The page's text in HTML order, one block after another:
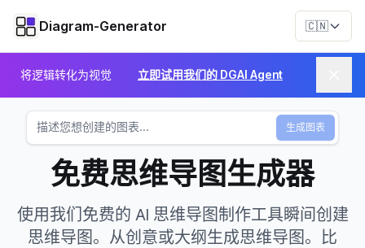
Diagram-Generator 🇨🇳
将逻辑转化为视觉 立即试用我们的 DGAI Agent
生成图表
免费思维导图生成器
使用我们免费的 AI 思维导图制作工具瞬间创建
思维导图。从创意或大纲生成思维导图。比